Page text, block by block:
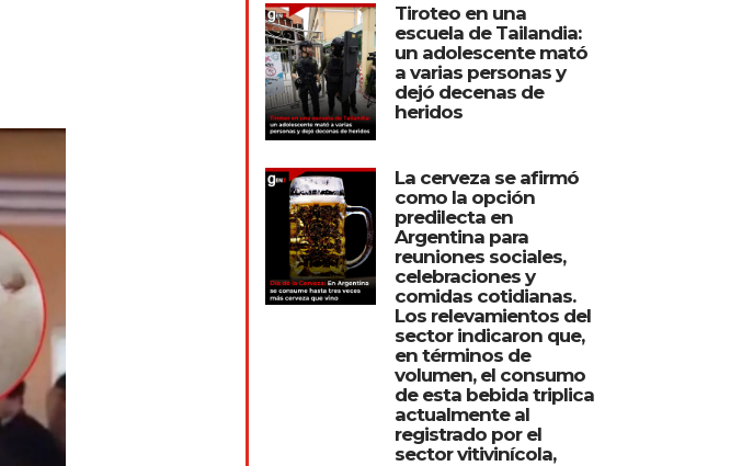
Tiroteo en una
escuela de Tailandia:
un adolescente mató
a varias personas y
dejó decenas de
heridos
La cerveza se afirmó
como la opción
predilecta en
Argentina para
reuniones sociales,
celebraciones y
comidas cotidianas.
Los relevamientos del
sector indicaron que,
en términos de
volumen, el consumo
de esta bebida triplica
actualmente al
registrado por el
sector vitivinícola,